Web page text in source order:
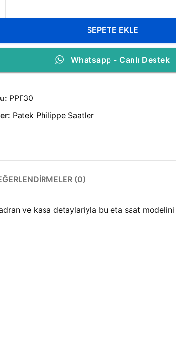
SEPETE EKLE
Whatsapp - Canlı Destek
PPF30
Patek Philippe Saatler
(0)
ve kasa detaylariyla bu eta saat